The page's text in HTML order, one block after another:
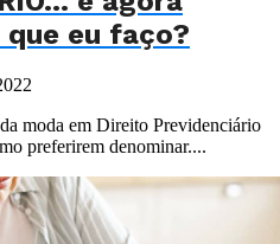
eu faço?
moda em Direito Previdenciário
preferirem denominar....